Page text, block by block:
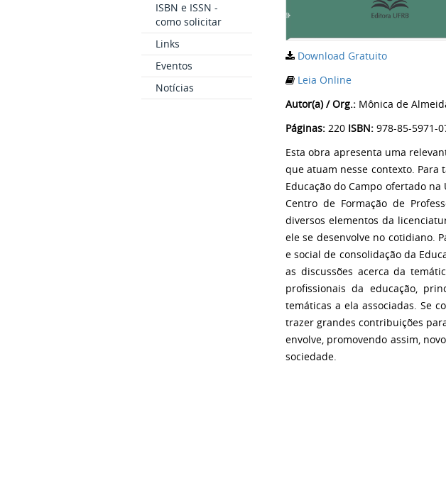
ISBN e ISSN -
como solicitar
Links
Eventos
Notícias
Download Gratuito
Leia Online
Autor(a) / Org.: Mônica de
Páginas: 220 ISBN: 978-85-5971-
Esta obra apresenta uma
que atuam nesse contexto.
Educação do Campo ofertado na
Centro de Formação de
diversos elementos da
ele se desenvolve no cotidiano.
e social de consolidação da
as discussões acerca da
profissionais da educação,
temáticas a ela associadas. Se
trazer grandes contribuições
envolve, promovendo assim,
sociedade.